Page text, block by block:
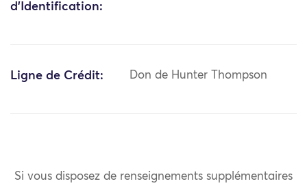
d'Identification:
Ligne de Crédit: Don de Hunter Thompson
Si vous disposez de renseignements supplémentaires